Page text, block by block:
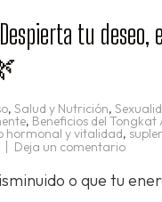
taza
tu
, Salud y Nutrición,
, Beneficios del Tongkat
hormonal y vitalidad,
Deja un comentarioen
Café
o que tu